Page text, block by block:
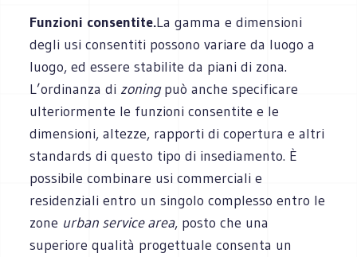
Funzioni consentite.La gamma e dimensioni
degli usi consentiti possono variare da luogo a
luogo, ed essere stabilite da piani di zona.
L’ordinanza di zoningpuò anche specificare
ulteriormente le funzioni consentite e le
dimensioni, altezze, rapporti di copertura e altri
standards di questo tipo di insediamento. È
possibile combinare usi commerciali e
residenziali entro un singolo complesso entro le
zone urban service area, posto che una
superiore qualità progettuale consenta un